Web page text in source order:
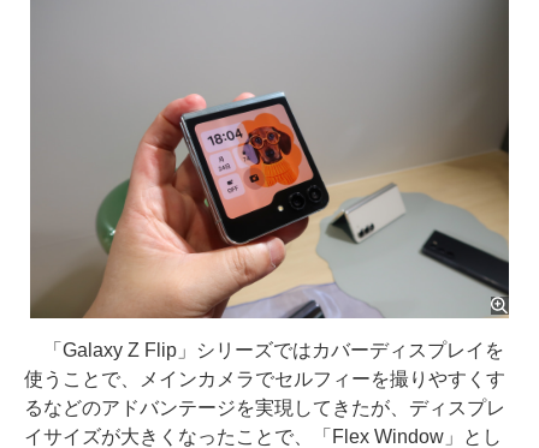
「Galaxy Z Flip」シリーズではカバーディスプレイを
使うことで、メインカメラでセルフィーを撮りやすくす
るなどのアドバンテージを実現してきたが、ディスプレ
イサイズが大きくなったことで、「Flex Window」とし